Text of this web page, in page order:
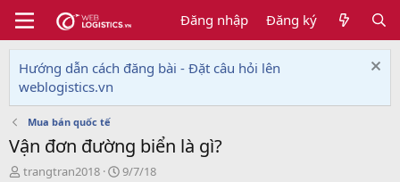
Đăng nhập Đăng ký
Hướng dẫn cách đăng bài - Đặt câu hỏi lên
weblogistics.vn
Mua bán quốc tế
Vận đơn đường biển là gì?
T
trangtran2018
N
9/7/18